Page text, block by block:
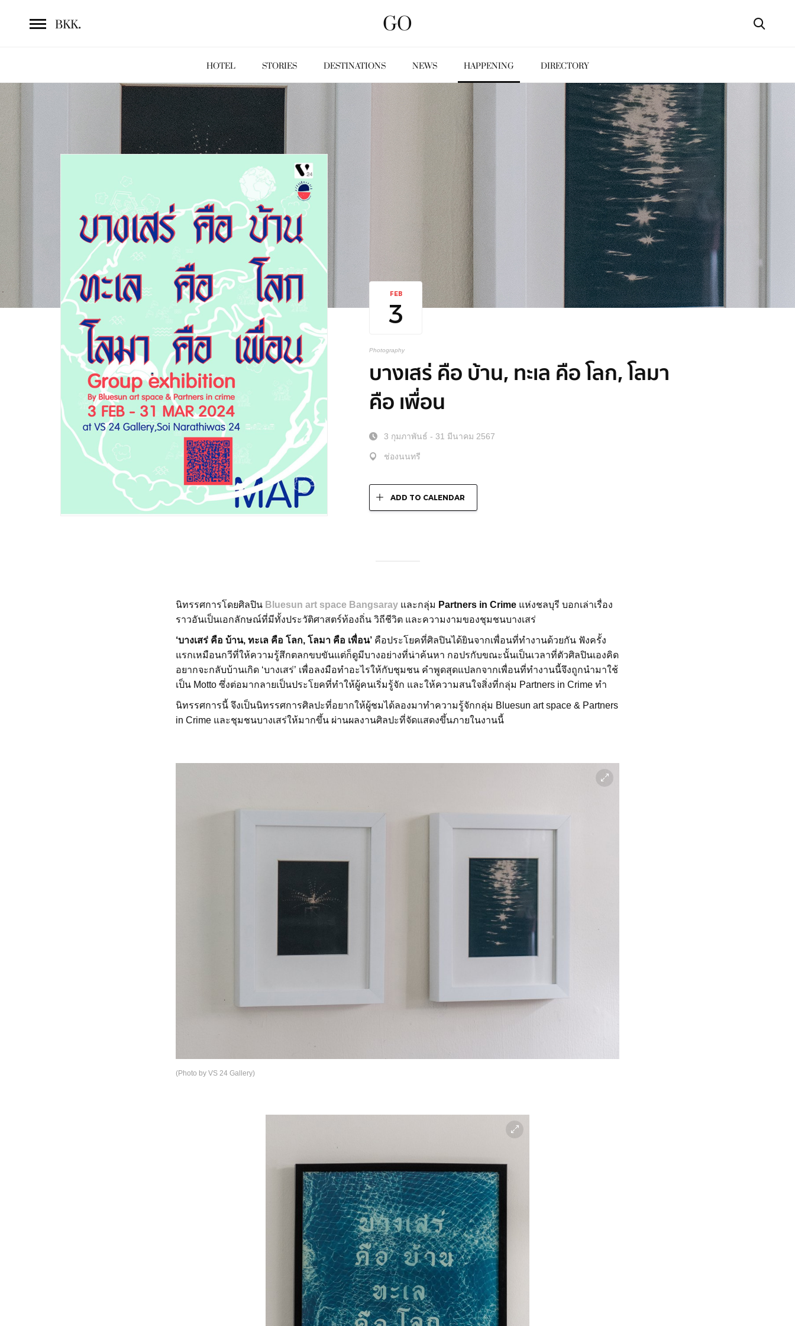
BKK. GO
HOTEL STORIES DESTINATIONS NEWS HAPPENING DIRECTORY
FEB
3
Photography
บางเสร่ คือ บ้าน, ทะเล คือ โลก, โลมา
คือ เพื่อน
3 กุมภาพันธ์ - 31 มีนาคม 2567
ช่องนนทรี
ADD TO CALENDAR
นิทรรศการโดยศิลปิน Bluesun art space Bangsaray และกลุ่ม Partners in Crime แห่งชลบุรี บอกเล่าเรื่อง
ราวอันเป็นเอกลักษณ์ที่มีทั้งประวัติศาสตร์ท้องถิ่น วิถีชีวิต และความงามของชุมชนบางเสร่
‘บางเสร่ คือ บ้าน, ทะเล คือ โลก, โลมา คือ เพื่อน’ คือประโยคที่ศิลปินได้ยินจากเพื่อนที่ทำงานด้วยกัน ฟังครั้ง
แรกเหมือนกวีที่ให้ความรู้สึกตลกขบขันแต่ก็ดูมีบางอย่างที่น่าค้นหา กอปรกับขณะนั้นเป็นเวลาที่ตัวศิลปินเองคิด
อยากจะกลับบ้านเกิด ‘บางเสร่’ เพื่อลงมือทำอะไรให้กับชุมชน คำพูดสุดแปลกจากเพื่อนที่ทำงานนี้จึงถูกนำมาใช้
เป็น Motto ซึ่งต่อมากลายเป็นประโยคที่ทำให้ผู้คนเริ่มรู้จัก และให้ความสนใจสิ่งที่กลุ่ม Partners in Crime ทำ
นิทรรศการนี้ จึงเป็นนิทรรศการศิลปะที่อยากให้ผู้ชมได้ลองมาทำความรู้จักกลุ่ม Bluesun art space & Partners
in Crime และชุมชนบางเสร่ให้มากขึ้น ผ่านผลงานศิลปะที่จัดแสดงขึ้นภายในงานนี้
(Photo by VS 24 Gallery)